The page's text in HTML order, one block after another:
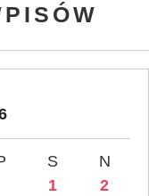
S
N
1
2